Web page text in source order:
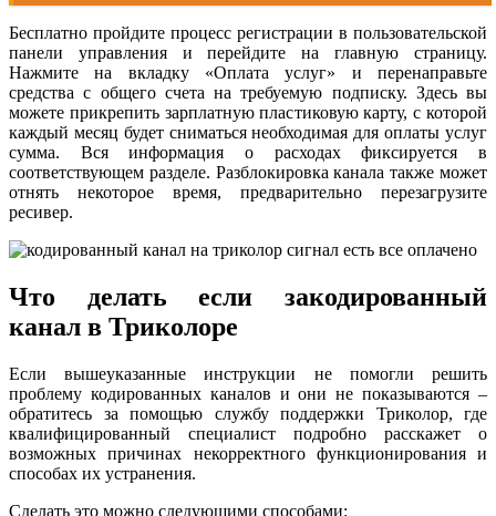
Бесплатно пройдите процесс регистрации в пользовательской
панели управления и перейдите на главную страницу.
Нажмите на вкладку «Оплата услуг» и перенаправьте
средства с общего счета на требуемую подписку. Здесь вы
можете прикрепить зарплатную пластиковую карту, с которой
каждый месяц будет сниматься необходимая для оплаты услуг
сумма. Вся информация о расходах фиксируется в
соответствующем разделе. Разблокировка канала также может
отнять некоторое время, предварительно перезагрузите
ресивер.
Что делать если закодированный
канал в Триколоре
Если вышеуказанные инструкции не помогли решить
проблему кодированных каналов и они не показываются –
обратитесь за помощью службу поддержки Триколор, где
квалифицированный специалист подробно расскажет о
возможных причинах некорректного функционирования и
способах их устранения.
Сделать это можно следующими способами: